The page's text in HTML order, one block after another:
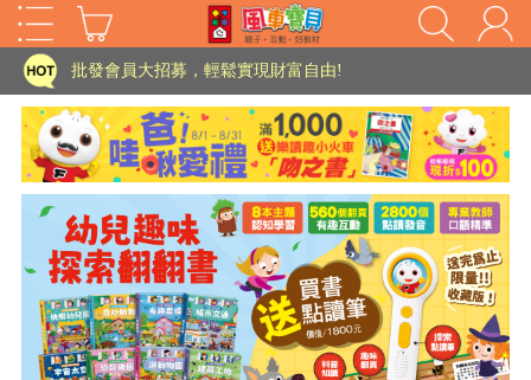
HOT
家長樂了!「風車書版集團暨FOOD超人企業總部」目前正興建中!
批發會員大招募，輕鬆實現財富自由!
如需更改或重開發票 需在訂單成立三天內通知客服 寄回發票需附上回郵郵票
老師您好!!幼教會員火熱招募中~
海外購物免煩惱！點我查看『海外購物流程說明』
家長樂了!「風車書版集團暨FOOD超人企業總部」目前正興建中!
批發會員大招募，輕鬆實現財富自由!
如需更改或重開發票 需在訂單成立三天內通知客服 寄回發票需附上回郵郵票